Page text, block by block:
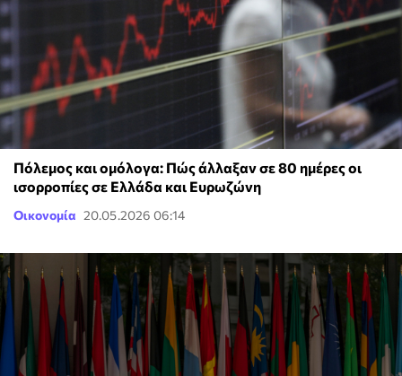
Πόλεμος και ομόλογα: Πώς άλλαξαν σε 80 ημέρες οι
ισορροπίες σε Ελλάδα και Ευρωζώνη
Οικονομία 20.05.2026 06:14